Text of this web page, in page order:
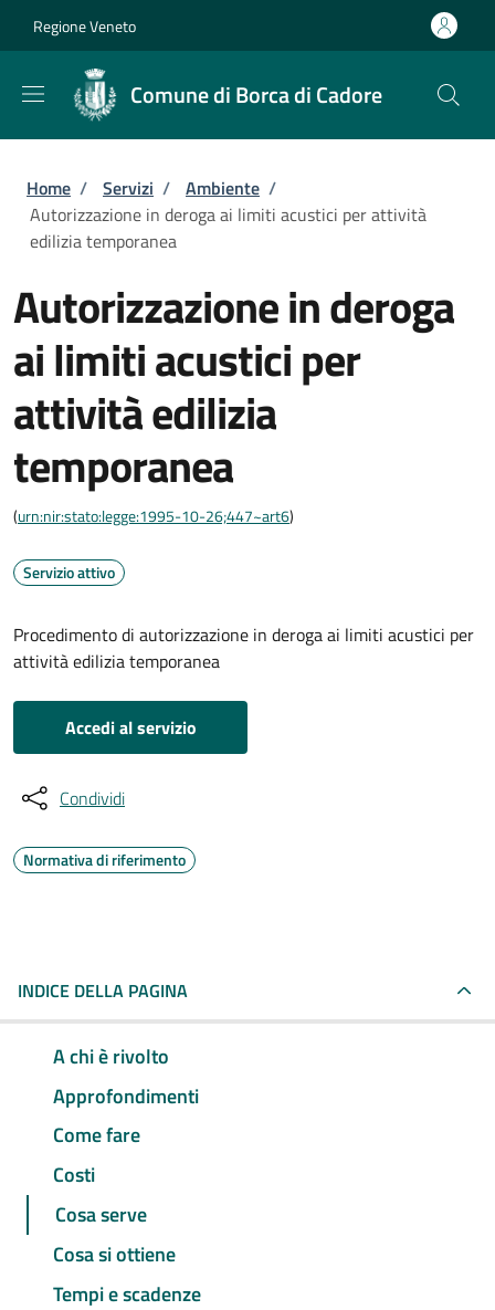
Regione Veneto
Comune di Borca di Cadore
Briciole di pane
Home / Servizi / Ambiente /
Autorizzazione in deroga ai limiti acustici per attività
edilizia temporanea
Autorizzazione in deroga
ai limiti acustici per
attività edilizia
temporanea
(urn:nir:stato:legge:1995-10-26;447~art6)
Servizio attivo
Procedimento di autorizzazione in deroga ai limiti acustici per
attività edilizia temporanea
Accedi al servizio
Condividi
Normativa di riferimento
INDICE DELLA PAGINA
A chi è rivolto
Approfondimenti
Come fare
Costi
Cosa serve
Cosa si ottiene
Tempi e scadenze